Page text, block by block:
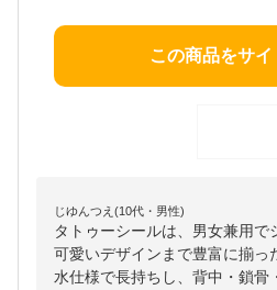
この商品をサイ
じゆんつえ(10代・男性)
タトゥーシールは、男女兼用で
可愛いデザインまで豊富に揃っ
水仕様で長持ちし、背中・鎖骨